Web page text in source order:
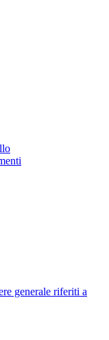
generale riferiti a